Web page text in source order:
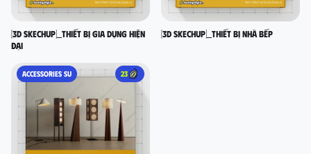
[3D SKECHUP]_Thiết bị gia dụng hiện
đại
[3D SKECHUP]_Thiết bị nhà bếp
ACCESSORIES SU 23